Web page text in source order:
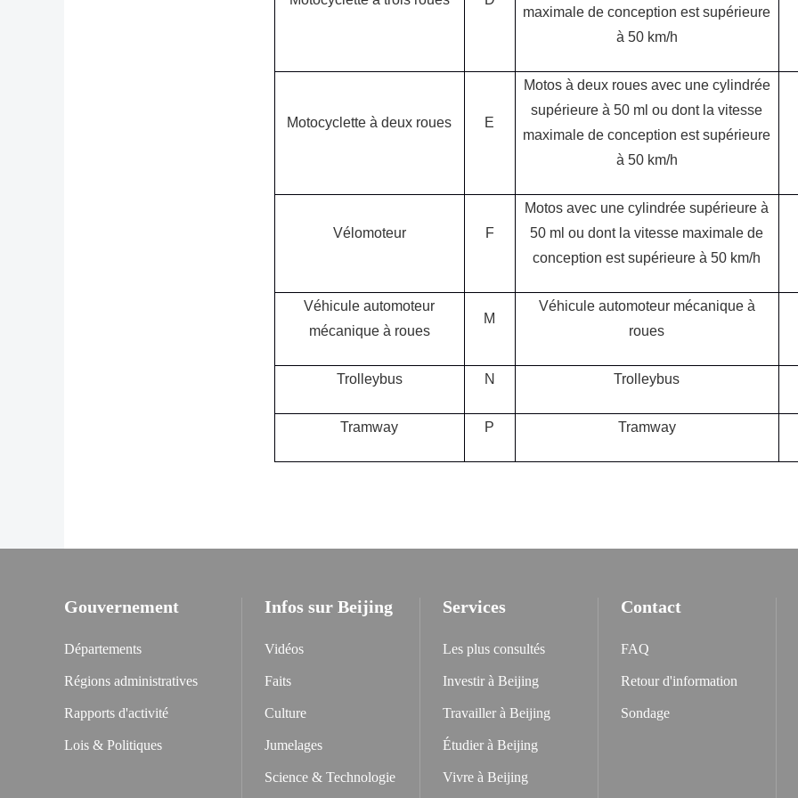
maximale de conception est supérieure
à 50 km/h
Motocyclette à deux roues E
Motos à deux roues avec une cylindrée
supérieure à 50 ml ou dont la vitesse
maximale de conception est supérieure
à 50 km/h
Vélomoteur F
Motos avec une cylindrée supérieure à
50 ml ou dont la vitesse maximale de
conception est supérieure à 50 km/h
Véhicule automoteur
mécanique à roues
M
Véhicule automoteur mécanique à
roues
Trolleybus N Trolleybus
Tramway P Tramway
Gouvernement
Départements
Régions administratives
Rapports d'activité
Lois & Politiques
Infos sur Beijing
Vidéos
Faits
Culture
Jumelages
Science & Technologie
Services
Les plus consultés
Investir à Beijing
Travailler à Beijing
Étudier à Beijing
Vivre à Beijing
Contact
FAQ
Retour d'information
Sondage